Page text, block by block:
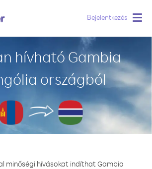
Bejelentkezés
hívható Gambia
országból
minőségi hívásokat indíthat Gambia